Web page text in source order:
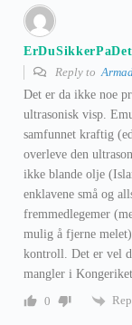
ErDuSikkerPaDet
Reply to
Det er da ikke noe
ultrasonisk visp.
samfunnet kraftig
overleve den
ikke blande olje
enklavene små og
fremmedlegemer
mulig å fjerne
kontroll. Det er vel
mangler i
0